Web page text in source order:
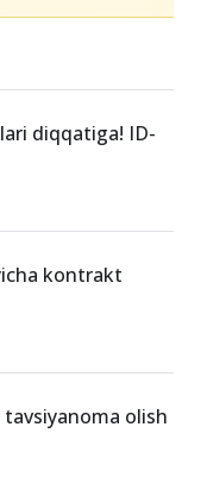
diqqatiga! ID-
kontrakt
olish